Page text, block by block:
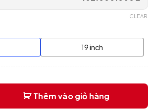
19 inch
CLEAR
Wheels | Japan quantity
Thêm vào giỏ hàng